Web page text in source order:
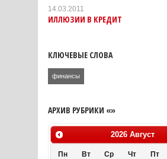
14.03.2011
ИЛЛЮЗИИ В КРЕДИТ
КЛЮЧЕВЫЕ СЛОВА
финансы
АРХИВ РУБРИКИ «»
2026 Август
Пн Вт Ср Чт Пт